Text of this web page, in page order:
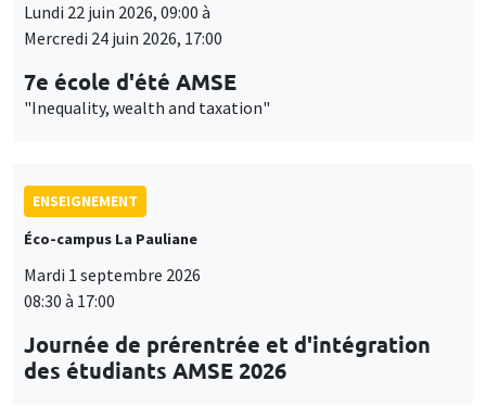
Lundi 22 juin 2026, 09:00 à
Mercredi 24 juin 2026, 17:00
7e école d'été AMSE
"Inequality, wealth and taxation"
ENSEIGNEMENT
Éco-campus La Pauliane
Mardi 1 septembre 2026
08:30 à 17:00
Journée de prérentrée et d'intégration
des étudiants AMSE 2026